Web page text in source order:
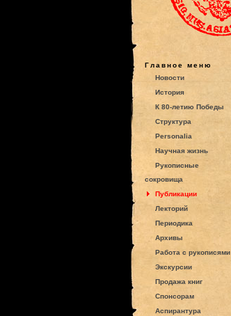
Главное меню
Новости
История
К 80-летию Победы
Структура
Personalia
Научная жизнь
Рукописные
сокровища
Публикации
Лекторий
Периодика
Архивы
Работа с рукописями
Экскурсии
Продажа книг
Спонсорам
Аспирантура